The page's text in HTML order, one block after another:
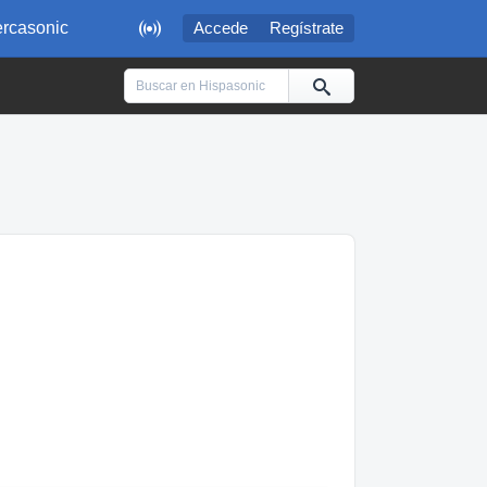
 Accede Regístrate